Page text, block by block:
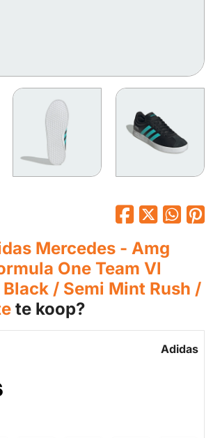
Mercedes - Amg
One Team Vl
/ Semi Mint Rush /
te koop?
Adidas